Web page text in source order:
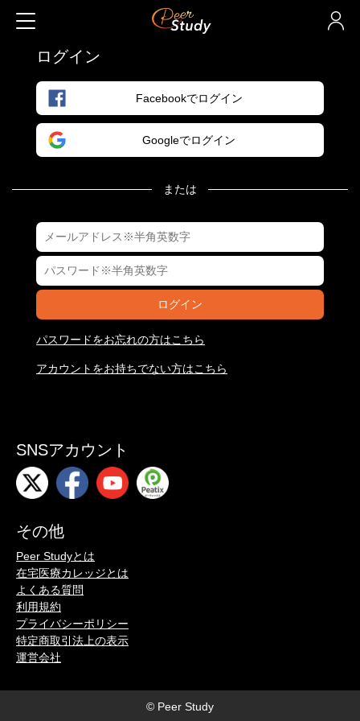
ログイン
Facebookでログイン
Googleでログイン
または
ログイン
パスワードをお忘れの方はこちら
アカウントをお持ちでない方はこちら
SNSアカウント
その他
Peer Studyとは
在宅医療カレッジとは
よくある質問
利用規約
プライバシーポリシー
特定商取引法上の表示
運営会社
© Peer Study